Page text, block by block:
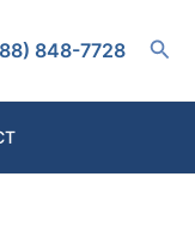
848-7728